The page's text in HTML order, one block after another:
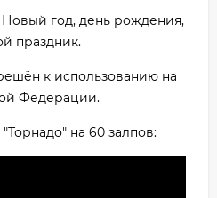
год, день рождения,
праздник.
к использованию на
Федерации.
на 60 залпов: